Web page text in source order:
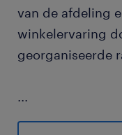
van de afdeling
winkelervaring
georganiseerde
...